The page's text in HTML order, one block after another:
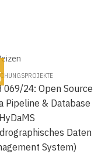
069/24: Open Source
Pipeline & Database
Daten
System)